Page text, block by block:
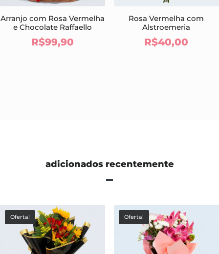
Arranjo com Rosa Vermelha
e Chocolate Raffaello
R$99,90
Rosa Vermelha com
Alstroemeria
R$40,00
adicionados recentemente
Oferta! Oferta!